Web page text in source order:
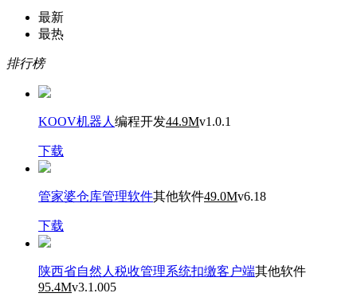
最新
最热
排行榜
KOOV机器人 编程开发44.9Mv1.0.1
下载
管家婆仓库管理软件其他软件49.0Mv6.18
下载
陕西省自然人税收管理系统扣缴客户端其他软件
95.4Mv3.1.005